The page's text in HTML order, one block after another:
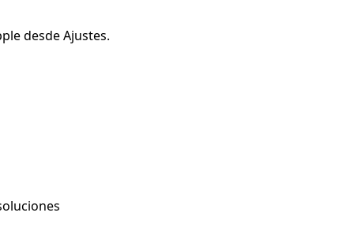
desde Ajustes.